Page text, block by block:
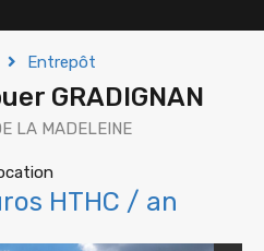
Entrepôt
GRADIGNAN
LA MADELEINE
HTHC / an